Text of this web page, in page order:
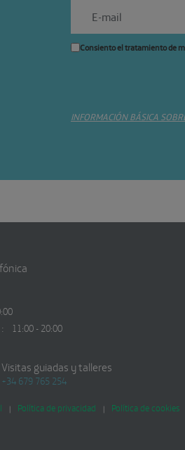
Consiento el tratamiento de
INFORMACIÓN BÁSICA
11:00 - 20:00
Visitas guiadas y talleres
+34 679 765 254
| Política de privacidad | Política de cookies